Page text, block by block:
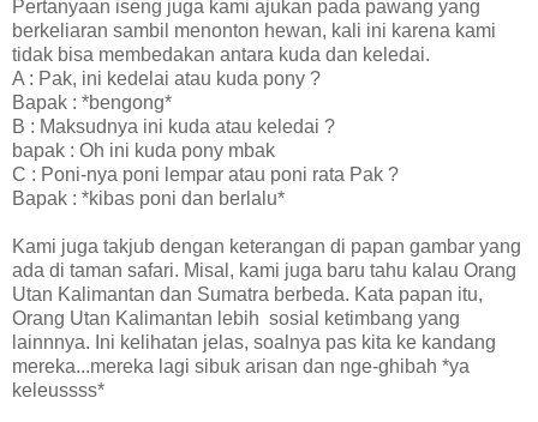
Pertanyaan iseng juga kami ajukan pada pawang yang
berkeliaran sambil menonton hewan, kali ini karena kami
tidak bisa membedakan antara kuda dan keledai.
A : Pak, ini kedelai atau kuda pony ?
Bapak : *bengong*
B : Maksudnya ini kuda atau keledai ?
bapak : Oh ini kuda pony mbak
C : Poni-nya poni lempar atau poni rata Pak ?
Bapak : *kibas poni dan berlalu*
Kami juga takjub dengan keterangan di papan gambar yang
ada di taman safari. Misal, kami juga baru tahu kalau Orang
Utan Kalimantan dan Sumatra berbeda. Kata papan itu,
Orang Utan Kalimantan lebih sosial ketimbang yang
lainnnya. Ini kelihatan jelas, soalnya pas kita ke kandang
mereka...mereka lagi sibuk arisan dan nge-ghibah *ya
keleussss*